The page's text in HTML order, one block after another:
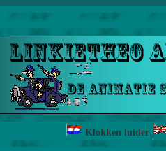
Klokken luider